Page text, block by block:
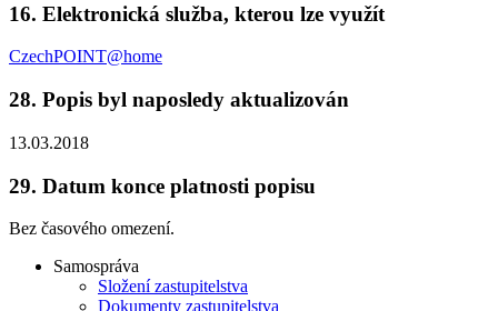
16. Elektronická služba, kterou lze využít
CzechPOINT@home
28. Popis byl naposledy aktualizován
13.03.2018
29. Datum konce platnosti popisu
Bez časového omezení.
Samospráva
Složení zastupitelstva
Dokumenty zastupitelstva